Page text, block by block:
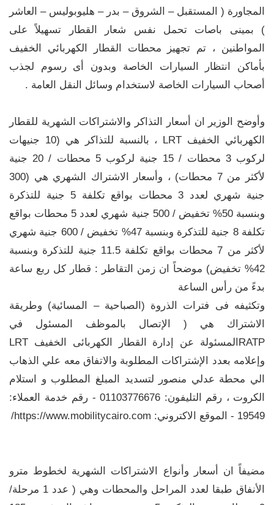
المجاورة ( المستقبل – الشروق – بدر – هليوبوليس – العاشر
) بمينى باصات تحمل نفس شعار القطار تسهيلاً على
المواطنين ، تم تجهيز محطات القطار الكهربائي الخفيف
بأماكن انتظار السيارات الخاصة وبدون أى رسوم لجذب
أصحاب السيارات الخاصة لاستخدام وسائل النقل العامة .
وأوضح الوزير ان أسعار التذاكر والاشتراكات الشهرية للقطار
الكهربائي الخفيف LRT ، بالنسبة للتذاكر هي (10 جنيهات
لركوب 3 محطات / 15 جنية لركوب 5 محطات / 20 جنية
لأكثر من 7 محطات) ، وأسعار الاشتراك الشهري هي (300
جنية شهري لعدد 3 محطات بواقع تكلفة 5 جنية للتذكرة
وبنسبة 50% تخفيض / 500 جنية شهري لعدد 5 محطات بواقع
تكلفة 8 جنية للتذكرة وبنسبة 47% تخفيض / 600 جنية شهري
لأكثر من 7 محطات بواقع تكلفة 11.5 جنية للتذكرة وبنسبة
42% تخفيض) موضحاً ان زمن التقاطر : قطار كل ربع ساعة
بدءً من رأس الساعة
وتكثيفه فى فترات الذروة (الصباحية – المسائية) وطريقة
الاشتراك هي ( الإتصال بالموظف المسئول في
RATPالمسئولة عن إدارة القطار الكهربائى الخفيف LRT
وإعلامه بعدد الإشتراكات المطلوبة والاتفاق معه علي الذهاب
الي محطة عدلي منصور لتسديد المبلغ المطلوب و استلام
الكروت ، رقم التليفون: 01103776676 - رقم خدمة العملاء:
19549 - الموقع الاكتروني: https://www.mobilitycairo.com/
مضيفاً ان أسعار وأنواع الاشتراكات الشهرية لخطوط مترو
الأنفاق طبقا لعدد المراحل والمحطات وهي ( عدد 1 مرحلة/